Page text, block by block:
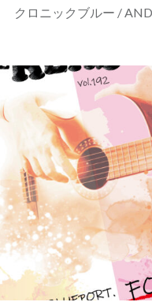
クロニックブルー /